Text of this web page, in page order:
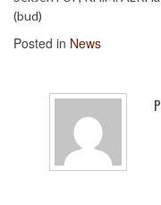
(bud)
Posted in News